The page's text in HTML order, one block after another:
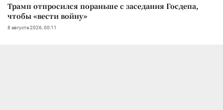
Трамп отпросился пораньше с заседания Госдепа,
чтобы «вести войну»
8 августа 2026, 00:11